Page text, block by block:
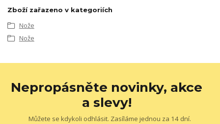
Zboží zařazeno v kategoriích
Nože
Nože
Nepropásněte novinky, akce
a slevy!
Můžete se kdykoli odhlásit. Zasíláme jednou za 14 dní.